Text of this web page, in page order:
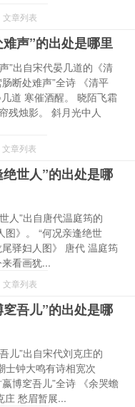
文章列表
声”的出处是哪里
”出自宋代晏几道的《清
断处难声”全诗 《清平
道 寒催酒醒。 晓陌飞霜
残烛影。 斜月光中人
文章列表
世人”的出处是哪
人”出自唐代温庭筠的
图》。 “何况亲逢绝世
尾驿妇人图》 唐代 温庭筠
看画犹...
文章列表
吾儿”的出处是哪
儿”出自宋代刘克庄的
士钟大鸣有诗相宽次
博窆吾儿”全诗 《余哭蟾
庄 愁眉暂展...